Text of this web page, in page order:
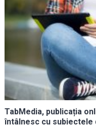
TabMedia, publicația
întâlnesc cu